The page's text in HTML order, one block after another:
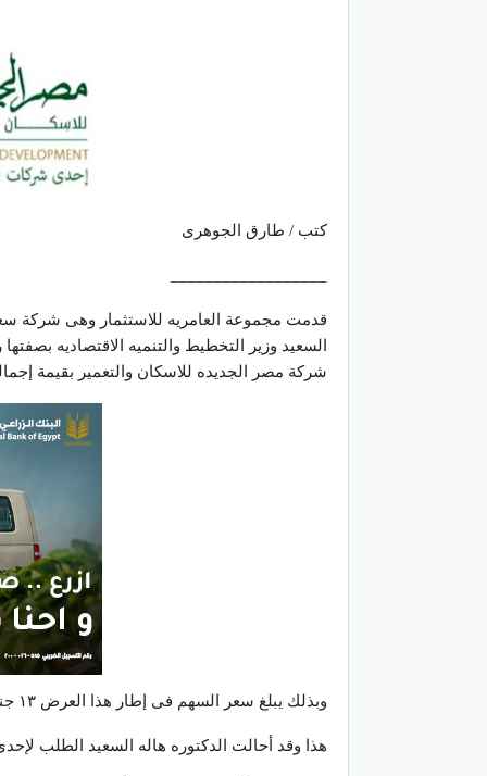
كتب / طارق الجوهرى
قدمت مجموعة العامريه للاستثمار وهى شركة
شركة مصر الجديده للاسكان والتعمير بقيمة إجمالية ٤٠٠ مليون دولار وهو مايعادل ١٣ مليار
وبذلك يبلغ سعر السهم فى إطار هذا العرض ١٣ جنيها فقط لاغير
هذا وقد أحالت الدكتوره هاله السعيد الطلب